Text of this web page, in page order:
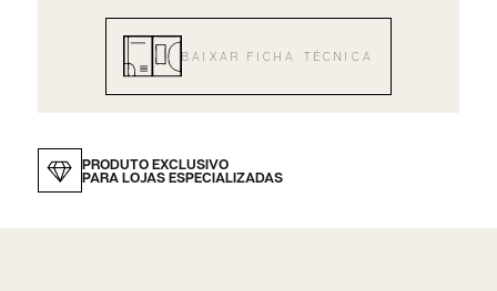
BAIXAR FICHA TÉCNICA
PRODUTO EXCLUSIVO
PARA LOJAS ESPECIALIZADAS